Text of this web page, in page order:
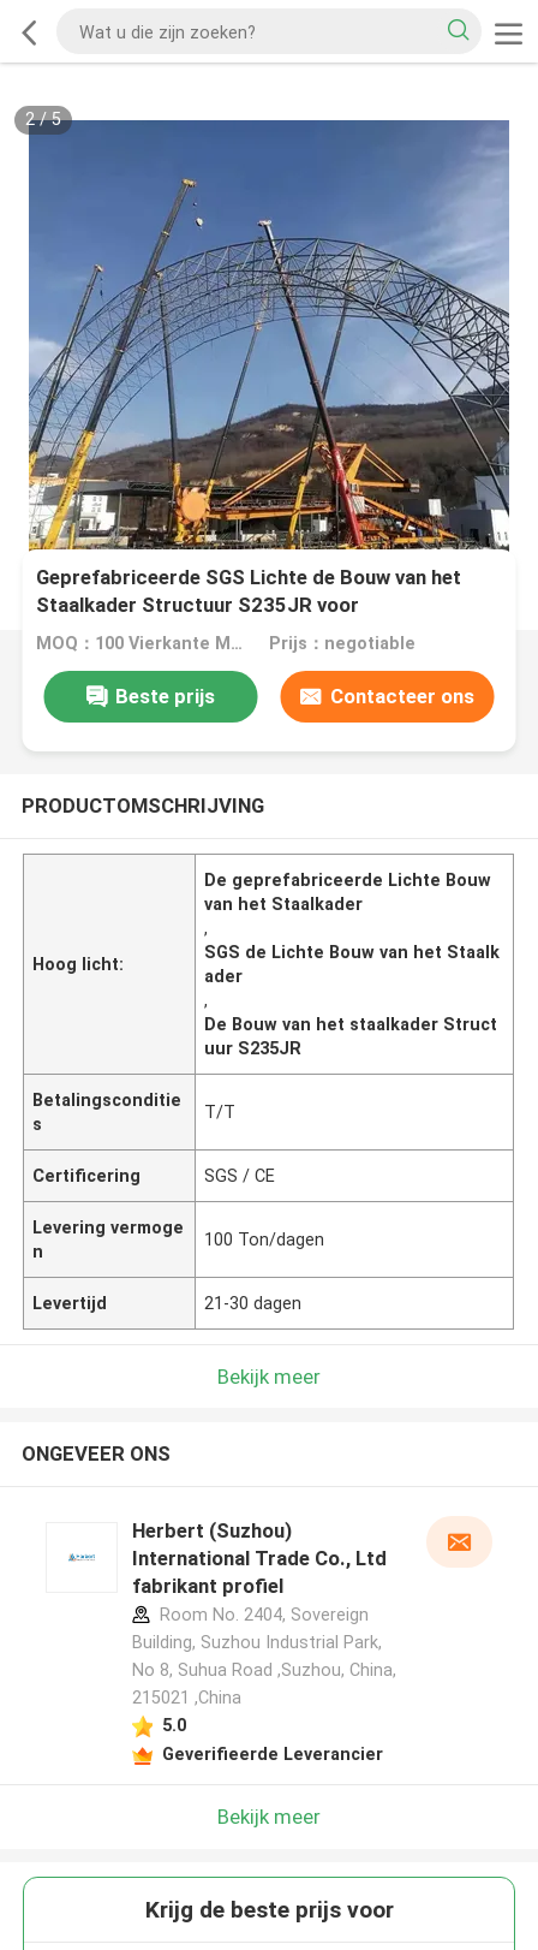
2/5
Geprefabriceerde SGS Lichte de Bouw van het
Staalkader Structuur S235JR voor
Steenkoolloods
MOQ：100 Vierkante Meters Prijs：negotiable
Beste prijs Contacteer ons
PRODUCTOMSCHRIJVING
Hoog licht:
De geprefabriceerde Lichte Bouw
van het Staalkader
,
SGS de Lichte Bouw van het Staalk
ader
,
De Bouw van het staalkader Struct
uur S235JR
Betalingsconditie
s
T/T
Certificering SGS / CE
Levering vermoge
n
100 Ton/dagen
Levertijd 21-30 dagen
Bekijk meer
ONGEVEER ONS
Herbert (Suzhou)
International Trade Co., Ltd
fabrikant profiel
Room No. 2404, Sovereign
Building, Suzhou Industrial Park,
No 8, Suhua Road ,Suzhou, China,
215021 ,China
5.0
Geverifieerde Leverancier
Bekijk meer
Krijg de beste prijs voor